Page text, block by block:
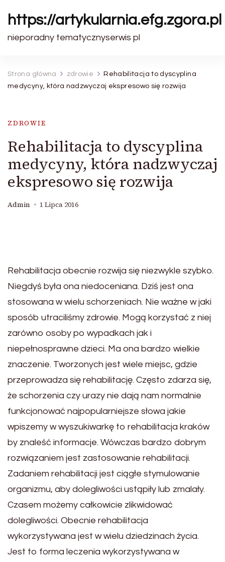
https://artykularnia.efg.zgora.pl
nieporadny tematycznyserwis pl
Strona główna zdrowie
Rehabilitacja to dyscyplina
medycyny, która nadzwyczaj ekspresowo się rozwija
ZDROWIE
Rehabilitacja to dyscyplina
medycyny, która nadzwyczaj
ekspresowo się rozwija
Admin 1 Lipca 2016
Rehabilitacja obecnie rozwija się niezwykle szybko.
Niegdyś była ona niedoceniana. Dziś jest ona
stosowana w wielu schorzeniach. Nie ważne w jaki
sposób utraciliśmy zdrowie. Mogą korzystać z niej
zarówno osoby po wypadkach jak i
niepełnosprawne dzieci. Ma ona bardzo wielkie
znaczenie. Tworzonych jest wiele miejsc, gdzie
przeprowadza się rehabilitację. Często zdarza się,
że schorzenia czy urazy nie dają nam normalnie
funkcjonować najpopularniejsze słowa jakie
wpiszemy w wyszukiwarkę to rehabilitacja kraków
by znaleść informacje. Wówczas bardzo dobrym
rozwiązaniem jest zastosowanie rehabilitacji.
Zadaniem rehabilitacji jest ciągłe stymulowanie
organizmu, aby dolegliwości ustąpiły lub zmalały.
Czasem możemy całkowicie zlikwidować
dolegliwości. Obecnie rehabilitacja
wykorzystywana jest w wielu dziedzinach życia.
Jest to forma leczenia wykorzystywana w